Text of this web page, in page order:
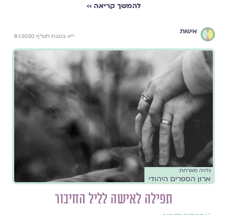
להמשך קריאה ››
אישות
י"א בטבת תש"ף 8.1.2020
גלויה מארחת
ארון הספרים היהודי
תפילה לאישה לליל החיבור